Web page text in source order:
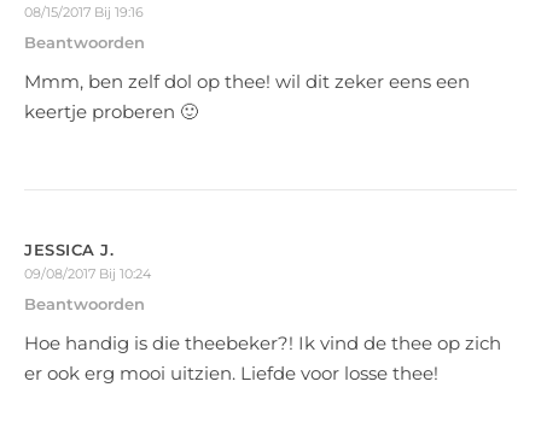
08/15/2017 Bij 19:16
Beantwoorden
Mmm, ben zelf dol op thee! wil dit zeker eens een
keertje proberen 🙂
JESSICA J.
09/08/2017 Bij 10:24
Beantwoorden
Hoe handig is die theebeker?! Ik vind de thee op zich
er ook erg mooi uitzien. Liefde voor losse thee!